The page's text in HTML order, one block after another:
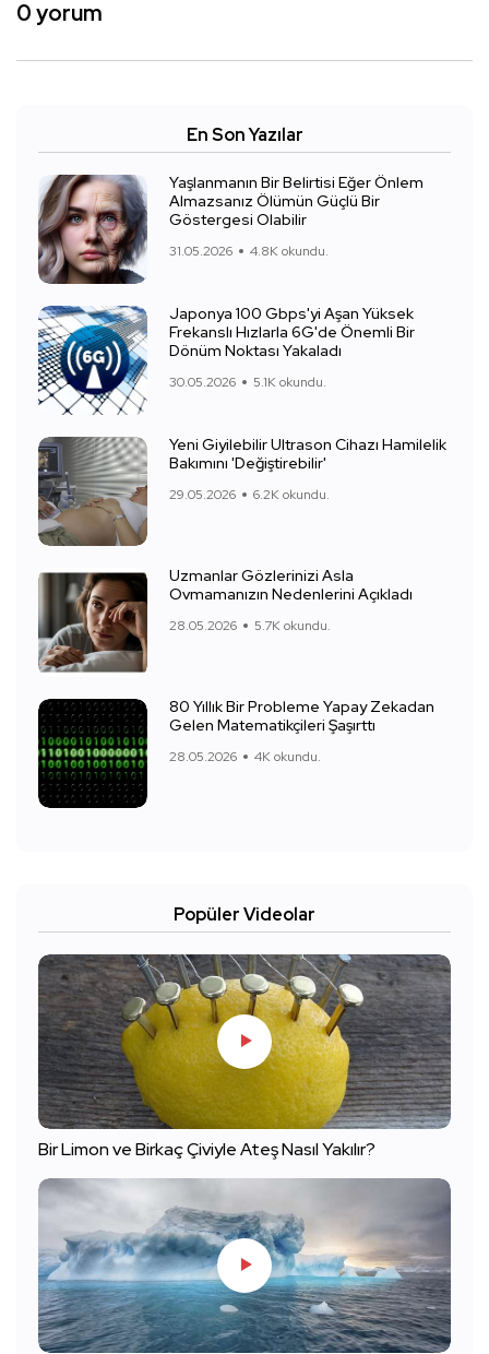
0 yorum
En Son Yazılar
Yaşlanmanın Bir Belirtisi Eğer Önlem
Almazsanız Ölümün Güçlü Bir
Göstergesi Olabilir
31.05.2026 4.8K okundu.
Japonya 100 Gbps'yi Aşan Yüksek
Frekanslı Hızlarla 6G'de Önemli Bir
Dönüm Noktası Yakaladı
30.05.2026 5.1K okundu.
Yeni Giyilebilir Ultrason Cihazı Hamilelik
Bakımını 'Değiştirebilir'
29.05.2026 6.2K okundu.
Uzmanlar Gözlerinizi Asla
Ovmamanızın Nedenlerini Açıkladı
28.05.2026 5.7K okundu.
80 Yıllık Bir Probleme Yapay Zekadan
Gelen Matematikçileri Şaşırttı
28.05.2026 4K okundu.
Popüler Videolar
Bir Limon ve Birkaç Çiviyle Ateş Nasıl Yakılır?